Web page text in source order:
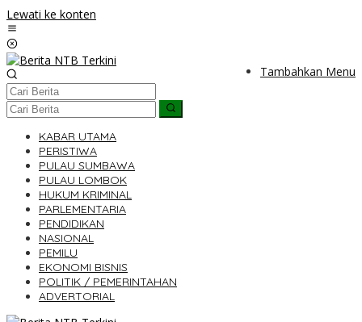
Lewati ke konten
Tambahkan Menu
KABAR UTAMA
PERISTIWA
PULAU SUMBAWA
PULAU LOMBOK
HUKUM KRIMINAL
PARLEMENTARIA
PENDIDIKAN
NASIONAL
PEMILU
EKONOMI BISNIS
POLITIK / PEMERINTAHAN
ADVERTORIAL